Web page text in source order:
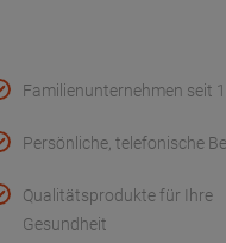
Familienunternehmen seit
Persönliche, telefonische
Qualitätsprodukte für Ihre
Gesundheit